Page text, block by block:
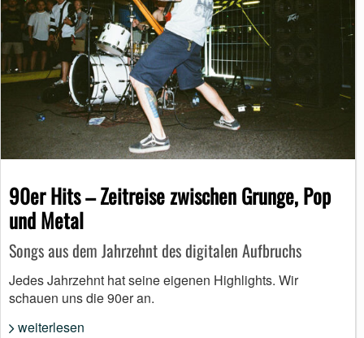
90er Hits – Zeitreise zwischen Grunge, Pop
und Metal
Songs aus dem Jahrzehnt des digitalen Aufbruchs
Jedes Jahrzehnt hat seine eigenen Highlights. Wir
schauen uns die 90er an.
weiterlesen